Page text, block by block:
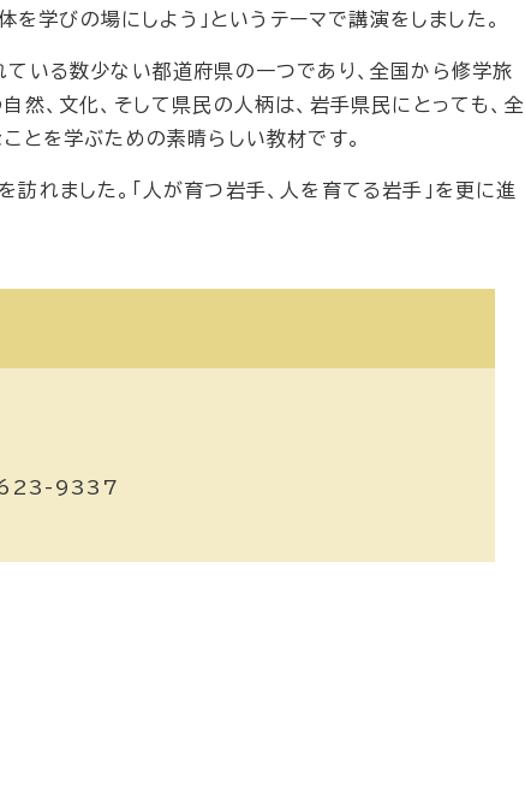
を学びの場にしよう」というテーマで講演をしました。
いる数少ない都道府県の一つであり、全国から修学旅
、文化、そして県民の人柄は、岩手県民にとっても、全
とを学ぶための素晴らしい教材です。
れました。「人が育つ岩手、人を育てる岩手」を更に進
623-9337